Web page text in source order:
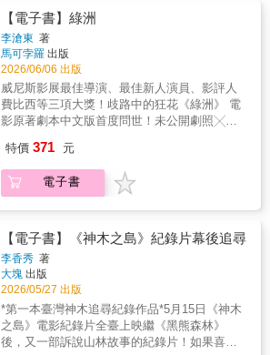
服裝、行李和報到，要預設為戶外行程‧先決定
好演員位置和動作，再考慮構圖，不然會很花
時間‧導演喊卡之前，不管出錯或有突發狀況，
都不能停止表演‧構圖技巧：重心一變，劇情片
變恐怖片‧攝影機位置鐵則？如何跨越180度線‧
在拍攝現場幫忙，避免「不懂裝懂」，才能讓
劇組認同你也是專業的③後製這樣調，才精
彩！‧省略劇情的剪輯法，故事更簡明易懂‧膠捲
時代在拍攝時就得調好光；數位化之後，盡量
目的性，特殊轉場和特效很有趣，但千萬別忘
了原先的目的‧「無聲」也是一種音效‧錄音室補
錄對白，演技力也要點到滿‧想不出片名時，盡
功！‧推銷自己的作品時，對目標客群和行銷內
容有具體方向，一切會比較好談‧海報用紅色，
比黃色更能招攬觀眾‧先了解媒體特性，做出雙
贏效果的宣傳‧映後座談好緊張，卻正是與觀眾
相遇的最佳瞬間【認識拍電影的殘酷現實，發
揮日本人的不厭其煩，終於等到這一本】作者
從過往培育過許多影壇新手導演，以他豐富的
大特質․善用外貌描寫，引發細節聯想․解決六
大常見瓶頸問題․探究反派角色的魅力․創造人
物可信度，複雜度․增添奇幻人物的內涵，突破
人物刻板形象……․運用吸引＋衝突＋反差＋轉
變，創造人物「動態關係」■ 帶你深入編劇現
場，一窺編劇思路—《迷霧森林十八年》 深入
非洲山林，研究剖析人物 《風雲女郎》 被過
去拯救或出賣？背景故事的影響力！ 《夜鷹
熱線》 電台DJ曾經是員警！矛盾人物如何創
造？《凡夫俗子》 如何與人物溝通，進入人物
頭腦《歡樂酒店》 再多角色也不怕！教你如何
拍好「群像劇」？《飛越杜鵑窩》 田野調查，
洲》 當你的人物是「真人真事改編」朱爾斯．
菲佛 普立茲漫畫家的對白心法■好萊塢資
深編劇顧問給你的，10堂實作練習課──․關於
人物的背景我需要知道些什麼？․我是否花了足
夠的時間和許多不同的人相處，以避免創造出
俗套人物？․我對描寫的職業有感覺嗎？人們怎
麼看待他們的工作？․我瞭解人物生活的地方
嗎？ ․如果不看人物的名字，我是否能分辨出
家）、張硯拓（影評人、《釀電影》總編
輯）、聞天祥（影評人）、劉梓潔（作家、編
劇）、鄭秉泓（影評人）、鴻鴻（詩人、導
演）──感動推薦出獄不久的鐘斗性格衝動、行
為笨拙。他頂替哥哥的罪名入獄，卻在刑滿
後，感受到家人對他橫加排斥。某日，他去探
望當年因車禍被害的家庭，卻意外遇見受害者
的女兒——患有腦性麻痺、被家人冷落在家的
公主。她面容扭曲、手腳抽搐，鐘斗仍深深被
後，兩人對彼此都萌生了情感。兩名同樣被世
界遺棄的人，意外地在彼此身上找到理解與渴
望。鐘斗的愛笨拙又莽撞，公主雖被囚於病
體，卻在他面前獲得自由，孤獨的心靈就此漸
漸靠攏。他們的愛情在外人眼中是禁忌、病
態、不可理喻的，但在兩人之間，卻是真實而
純粹的「綠洲」。「這不是一部讓人忘記現實
的電影，而是一部不斷提醒你現實的電影。」
李滄東用近乎殘酷的現實主義筆觸，描繪社會
的冷漠與愛的界線；同時以詩意的幻想場景，
讓觀眾在公主的想像裡，看見愛能讓人短暫飛
【電子書】綠洲
李滄東 著
馬可孛羅 出版
2026/06/06 出版
威尼斯影展最佳導演、最佳新人演員、影評人
費比西等三項大獎！歧路中的狂花《綠洲》 電
影原著劇本中文版首度問世！未公開劇照╳導
會拍電影的小説家！創作《密陽》、《薄荷
糖》、《生命之詩》等多部賣座片李滄東挑戰
幻想的驚人之作《綠洲》 在美麗和醜陋、幻想
家）、張硯拓（影評人、《釀電影》總編
輯）、聞天祥（影評人）、劉梓潔（作家、編
劇）、鄭秉泓（影評人）、鴻鴻（詩人、導
演）──感動推薦出獄不久的鐘斗性格衝動、行
為笨拙。他頂替哥哥的罪名入獄，卻在刑滿
後，感受到家人對他橫加排斥。某日，他去探
望當年因車禍被害的家庭，卻意外遇見受害者
的女兒——患有腦性麻痺、被家人冷落在家的
特價 371 元
電子書
【電子書】《神木之島》紀錄片幕後追尋
李香秀 著
大塊 出版
2026/05/27 出版
*第一本臺灣神木追尋紀錄作品*5月15日《神木
之島》電影紀錄片全臺上映繼《黑熊森林》
後，又一部訴說山林故事的紀錄片！如果喜歡